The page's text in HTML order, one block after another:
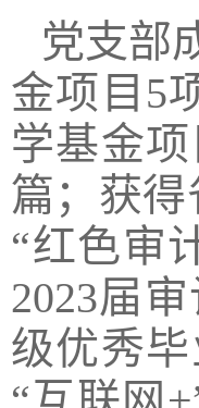
党支部
金项目5
学基金
篇；获
“红色审
2023届
级优秀